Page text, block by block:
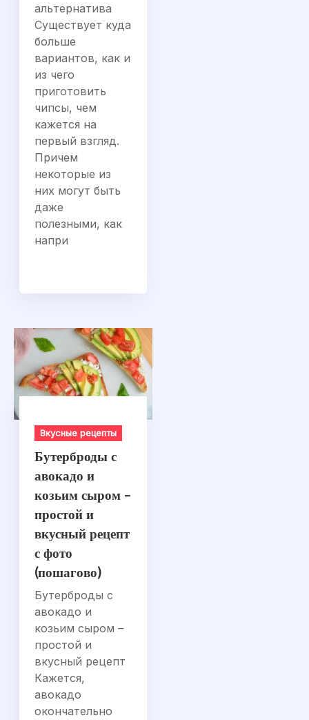
альтернатива
Существует куда
больше
вариантов, как и
из чего
приготовить
чипсы, чем
кажется на
первый взгляд.
Причем
некоторые из
них могут быть
даже
полезными, как
напри
Вкусные рецепты
Бутерброды с
авокадо и
козьим сыром –
простой и
вкусный рецепт
с фото
(пошагово)
Бутерброды с
авокадо и
козьим сыром –
простой и
вкусный рецепт
Кажется,
авокадо
окончательно